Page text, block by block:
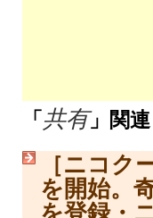
「 共有」関連
［ニコク
を開始。